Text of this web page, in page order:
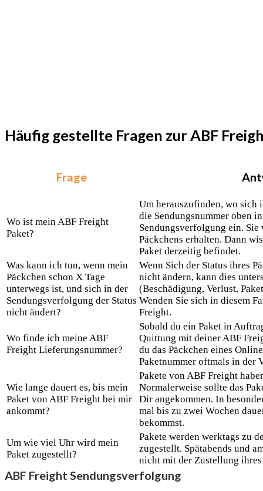
Häufig gestellte Fragen zur ABF
Frage
Wo ist mein ABF Freight
Paket?
Um herauszufinden, wo sich
die Sendungsnummer oben
Sendungsverfolgung ein. Sie
Päckchens erhalten. Dann
Paket derzeitig befindet.
Was kann ich tun, wenn mein
Päckchen schon X Tage
unterwegs ist, und sich in der
Sendungsverfolgung der Status
nicht ändert?
Wenn Sich der Status ihres
nicht ändern, kann dies
(Beschädigung, Verlust,
Wenden Sie sich in diesem
Freight.
Wo finde ich meine ABF
Freight Lieferungsnummer?
Sobald du ein Paket in
Quittung mit deiner ABF
du das Päckchen eines
Paketnummer oftmals in der
Wie lange dauert es, bis mein
Paket von ABF Freight bei mir
ankommt?
Pakete von ABF Freight
Normalerweise sollte das
Dir angekommen. In
mal bis zu zwei Wochen
bekommst.
Um wie viel Uhr wird mein
Paket zugestellt?
Pakete werden werktags zu
zugestellt. Spätabends und
nicht mit der Zustellung ihres
ABF Freight Sendungsverfolgung